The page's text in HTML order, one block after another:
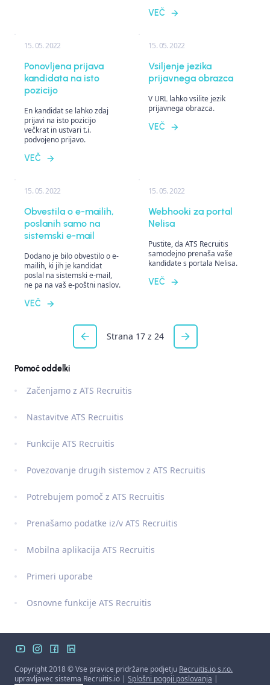
VEČ
15. 05. 2022
Ponovljena prijava
kandidata na isto
pozicijo
En kandidat se lahko zdaj
prijavi na isto pozicijo
večkrat in ustvari t.i.
podvojeno prijavo.
VEČ
15. 05. 2022
Vsiljenje jezika
prijavnega obrazca
V URL lahko vsilite jezik
prijavnega obrazca.
VEČ
15. 05. 2022
Obvestila o e-mailih,
poslanih samo na
sistemski e-mail
Dodano je bilo obvestilo o e-
mailih, ki jih je kandidat
poslal na sistemski e-mail,
ne pa na vaš e-poštni naslov.
VEČ
15. 05. 2022
Webhooki za portal
Nelisa
Pustite, da ATS Recruitis
samodejno prenaša vaše
kandidate s portala Nelisa.
VEČ
Strana 17 z 24
Pomoč oddelki
Začenjamo z ATS Recruitis
Nastavitve ATS Recruitis
Funkcije ATS Recruitis
Povezovanje drugih sistemov z ATS Recruitis
Potrebujem pomoč z ATS Recruitis
Prenašamo podatke iz/v ATS Recruitis
Mobilna aplikacija ATS Recruitis
Primeri uporabe
Osnovne funkcije ATS Recruitis
Copyright 2018 © Vse pravice pridržane podjetju Recruitis.io s.r.o.
upravljavec sistema Recruitis.io | Splošni pogoji poslovanja |